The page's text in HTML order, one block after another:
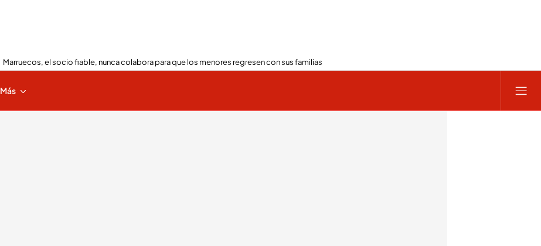
Marruecos, el socio fiable, nunca colabora para que los menores regresen con sus familias
Más